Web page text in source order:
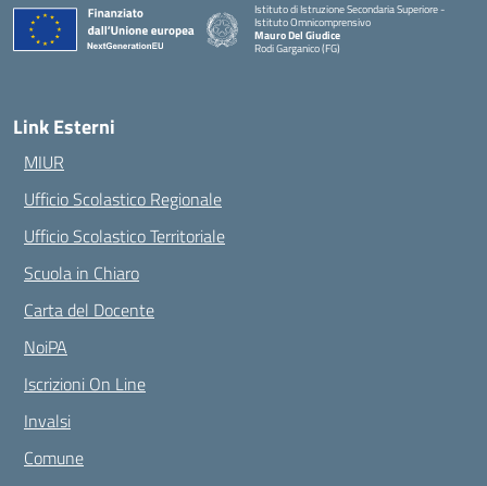
Istituto di Istruzione Secondaria Superiore -
Istituto Omnicomprensivo
Mauro Del Giudice
Rodi Garganico (FG)
— Visita la pagina iniziale della scuola
Link Esterni
MIUR
Ufficio Scolastico Regionale
Ufficio Scolastico Territoriale
Scuola in Chiaro
Carta del Docente
NoiPA
Iscrizioni On Line
Invalsi
Comune